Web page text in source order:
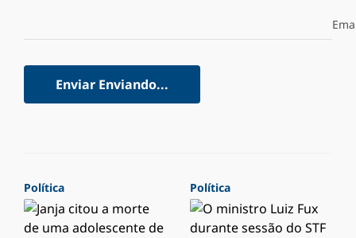
Enviar Enviando...
Política Política